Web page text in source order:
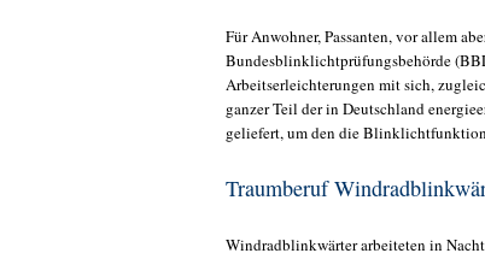
Für Anwohner, Passanten, vor allem
Bundesblinklichtprüfungsbehörde
Arbeitserleichterungen mit sich,
ganzer Teil der in Deutschland
geliefert, um den die
Traumberuf
Windradblinkwärter arbeiteten in